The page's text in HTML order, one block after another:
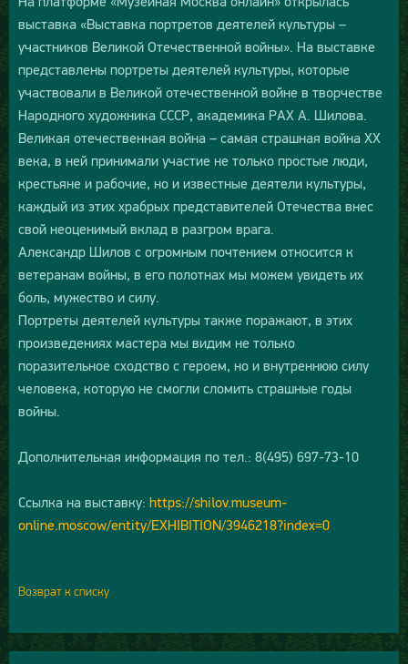
выставка «Выставка портретов деятелей культуры –
участников Великой Отечественной войны». На выставке
представлены портреты деятелей культуры, которые
участвовали в Великой отечественной войне в творчестве
Народного художника СССР, академика РАХ А. Шилова.
Великая отечественная война – самая страшная война XX
века, в ней принимали участие не только простые люди,
крестьяне и рабочие, но и известные деятели культуры,
каждый из этих храбрых представителей Отечества внес
свой неоценимый вклад в разгром врага.
Александр Шилов с огромным почтением относится к
ветеранам войны, в его полотнах мы можем увидеть их
боль, мужество и силу.
Портреты деятелей культуры также поражают, в этих
произведениях мастера мы видим не только
поразительное сходство с героем, но и внутреннюю силу
человека, которую не смогли сломить страшные годы
войны.
Дополнительная информация по тел.: 8(495) 697-73-10
Ссылка на выставку: https://shilov.museum-
online.moscow/entity/EXHIBITION/3946218?index=0
Возврат к списку